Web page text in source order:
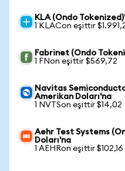
KLA (Ondo
1 KLACon eşittir
Fabrinet (Ondo
1 FNon eşittir $569,72
Navitas
Amerikan Doları'na
1 NVTSon eşittir $14,02
Aehr Test Systems
Doları'na
1 AEHRon eşittir $102,16